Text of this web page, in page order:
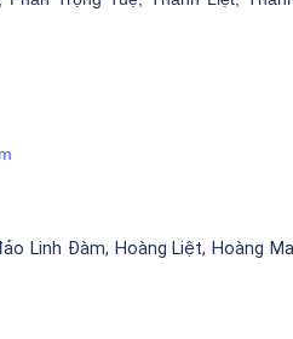
Linh Đàm, Hoàng Liệt, Hoàng